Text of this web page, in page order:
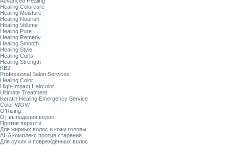
Healing Colorcare
Healing Moisture
Healing Nourish
Healing Volume
Healing Pure
Healing Remedy
Healing Smooth
Healing Style
Healing Curls
Healing Strength
KB2
Professional Salon Services
Healing Color
High-Impact Haircolor
Ultimate Treatment
Keratin Healing Emergency Service
Color WOW
O’Rising
От выпадения волос
Против перхоти
Для жирных волос и кожи головы
AHA комплекс против старения
Для сухих и повреждённых волос